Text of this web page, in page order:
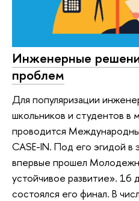
Инженерные
проблем
Для популяризации
школьников и студентов в
проводится
CASE-IN. Под его эгидой в
впервые прошел
устойчивое развитие». 16
состоялся его финал. В